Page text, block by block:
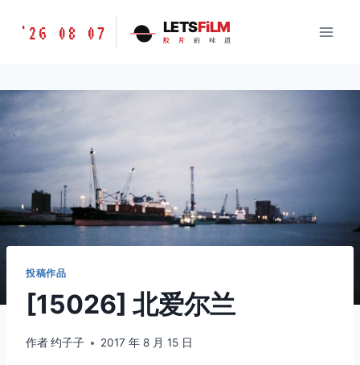
胶
味
道
LETSFILM
'26 08 07 LETSFiLM
胶 片 的 味 道
投稿作品
[15026] 北爱尔兰
作者约子子 2017 年 8 月 15 日